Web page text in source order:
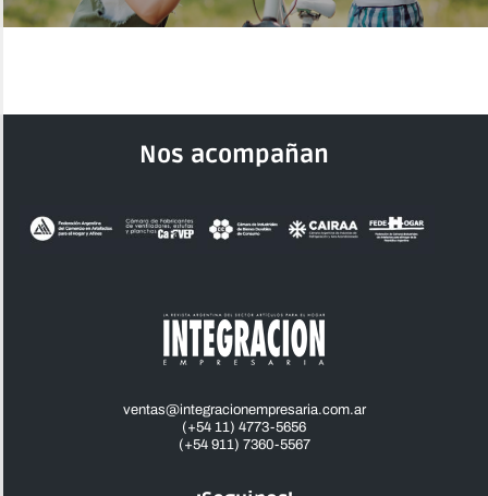
Nos acompañan
ventas@integracionempresaria.com.ar
(+54 11) 4773-5656
(+54 911) 7360-5567